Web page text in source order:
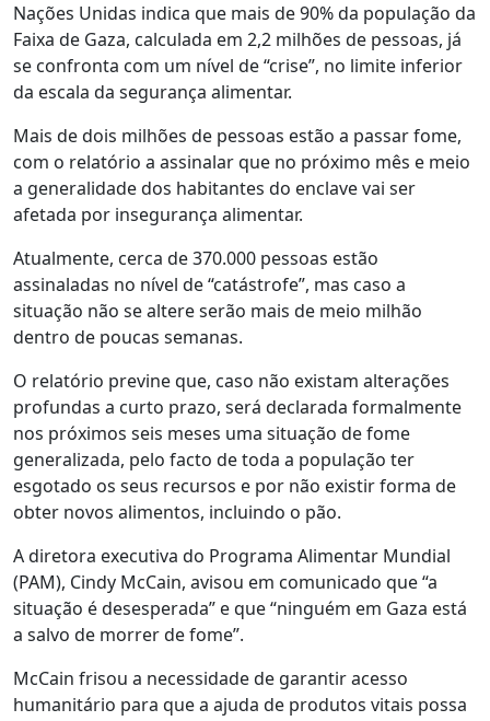
Nações Unidas indica que mais de 90% da população da
Faixa de Gaza, calculada em 2,2 milhões de pessoas, já
se confronta com um nível de “crise”, no limite inferior
da escala da segurança alimentar.
Mais de dois milhões de pessoas estão a passar fome,
com o relatório a assinalar que no próximo mês e meio
a generalidade dos habitantes do enclave vai ser
afetada por insegurança alimentar.
Atualmente, cerca de 370.000 pessoas estão
assinaladas no nível de “catástrofe”, mas caso a
situação não se altere serão mais de meio milhão
dentro de poucas semanas.
O relatório previne que, caso não existam alterações
profundas a curto prazo, será declarada formalmente
nos próximos seis meses uma situação de fome
generalizada, pelo facto de toda a população ter
esgotado os seus recursos e por não existir forma de
obter novos alimentos, incluindo o pão.
A diretora executiva do Programa Alimentar Mundial
(PAM), Cindy McCain, avisou em comunicado que “a
situação é desesperada” e que “ninguém em Gaza está
a salvo de morrer de fome”.
McCain frisou a necessidade de garantir acesso
humanitário para que a ajuda de produtos vitais possa